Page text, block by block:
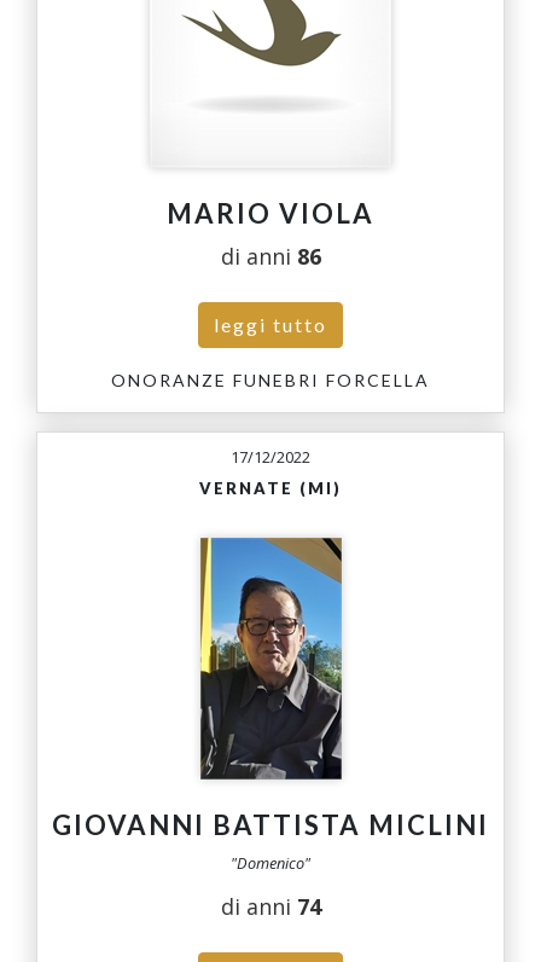
MARIO VIOLA
di anni 86
leggi tutto
ONORANZE FUNEBRI FORCELLA
17/12/2022
VERNATE (MI)
GIOVANNI BATTISTA MICLINI
"Domenico"
di anni 74